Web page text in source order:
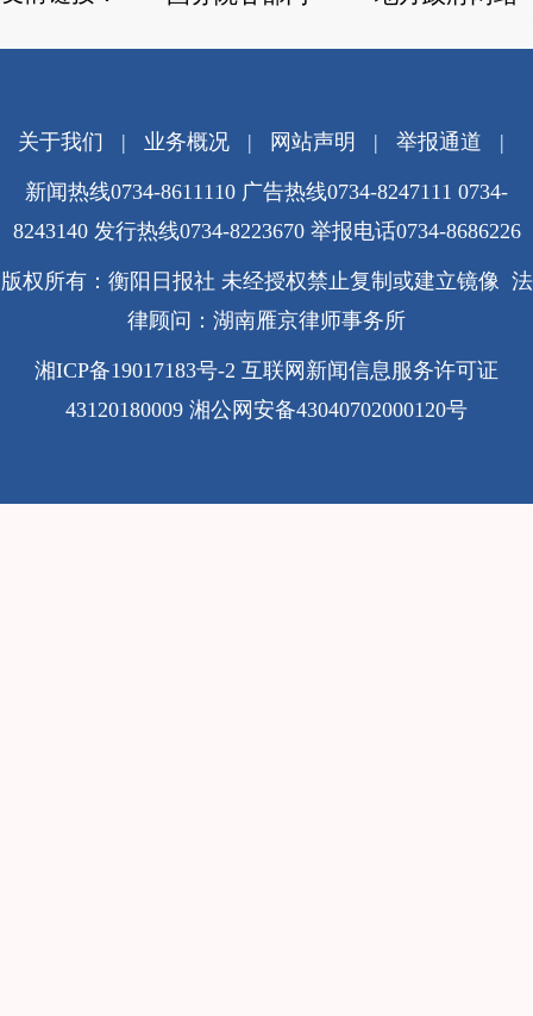
关于我们 | 业务概况| 网站声明 | 举报通道 |
新闻热线0734-8611110 广告热线0734-8247111 0734-
8243140 发行热线0734-8223670 举报电话0734-8686226
版权所有：衡阳日报社 未经授权禁止复制或建立镜像 法
律顾问：湖南雁京律师事务所
湘ICP备19017183号-2 互联网新闻信息服务许可证
43120180009 湘公网安备43040702000120号